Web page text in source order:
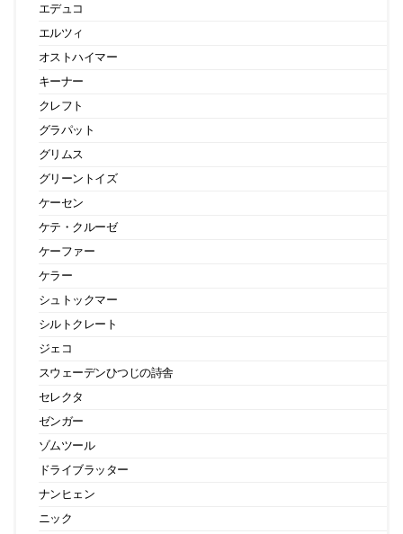
エデュコ
エルツィ
オストハイマー
キーナー
クレフト
グラパット
グリムス
グリーントイズ
ケーセン
ケテ・クルーゼ
ケーファー
ケラー
シュトックマー
シルトクレート
ジェコ
スウェーデンひつじの詩舎
セレクタ
ゼンガー
ゾムツール
ドライブラッター
ナンヒェン
ニック